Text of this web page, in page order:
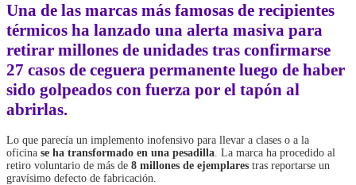
Una de las marcas más famosas de recipientes
térmicos ha lanzado una alerta masiva para
retirar millones de unidades tras confirmarse
27 casos de ceguera permanente luego de haber
sido golpeados con fuerza por el tapón al
abrirlas.
Lo que parecía un implemento inofensivo para llevar a clases o a la
oficina se ha transformado en una pesadilla . La marca ha procedido al
retiro voluntario de más de 8 millones de ejemplares tras reportarse un
gravísimo defecto de fabricación.